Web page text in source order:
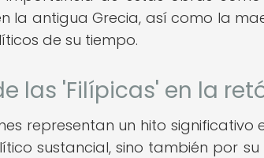
la antigua Grecia, así como la
de su tiempo.
las 'Filípicas' en la
representan un hito
sustancial, sino también por